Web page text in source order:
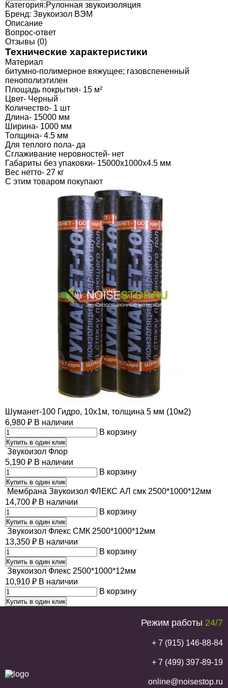
Категория:Рулонная звукоизоляция
Бренд: Звукоизол ВЭМ
Описание
Вопрос-ответ
Отзывы (0)
Технические характеристики
Материал
битумно-полимерное вяжущее; газовспененный
пенополиэтилен
Площадь покрытия- 15 м²
Цвет- Черный
Количество- 1 шт
Длина- 15000 мм
Ширина- 1000 мм
Толщина- 4.5 мм
Для теплого пола- да
Сглаживание неровностей- нет
Габариты без упаковки- 15000х1000х4.5 мм
Вес нетто- 27 кг
C этим товаром покупают
Шуманет-100 Гидро, 10х1м, толщина 5 мм (10м2)
6,980 ₽ В наличии
В корзину
Купить в один клик
Звукоизол Флор
5,190 ₽ В наличии
В корзину
Купить в один клик
Мембрана Звукоизол ФЛЕКС АЛ смк 2500*1000*12мм
14,700 ₽ В наличии
В корзину
Купить в один клик
Звукоизол Флекс СМК 2500*1000*12мм
13,350 ₽ В наличии
В корзину
Купить в один клик
Звукоизол Флекс 2500*1000*12мм
10,910 ₽ В наличии
В корзину
Купить в один клик
Режим работы 24/7
+ 7 (915) 146-88-84
+ 7 (499) 397-89-19
online@noisestop.ru